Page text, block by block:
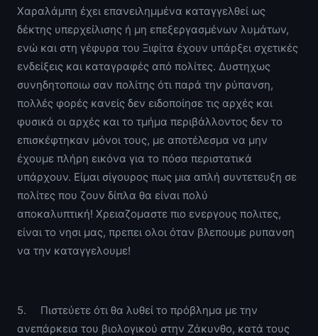
Χαραλάμπη έχει επανειλημμένα καταγγελθεί ως
δέκτης υπερχείλισης ή μη επεξεργασμένων λυμάτων,
ενώ και στη γέφυρα του Ξιφίτα έχουν υπάρξει σχετικές
ενδείξεις και καταγραφές από πολίτες. Δυστηχως
συνηδητοποιω σαν πολίτης ότι παρά την ρύπανση,
πολλές φορές κανείς δεν ειδοποίησε τις αρχές και
φυσικά οι αρχές και το τμήμα περιβάλλοντος δεν το
επισκέφτηκαν μόνοι τους, με αποτέλεσμα να μην
έχουμε πλήρη εικόνα για το πόσα περιστατικά
υπάρχουν. Είμαι σίγουρος πως μια απλή συντετευξη σε
πολίτες που ζουν δίπλα θα είναι πολύ
αποκαλυπτική! Χρειαζομαστε πιο ενεργους πολιτες,
είναι το νησι μας, πρεπει ολοι όταν βλεπουμε ρυπανση
να την καταγγελουμε!
5. Πιστεύετε ότι θα λυθεί το πρόβλημα με την
ανεπάρκεια του βιολογικού στην Ζάκυνθο, κατά τους